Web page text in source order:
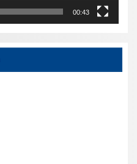
00:43